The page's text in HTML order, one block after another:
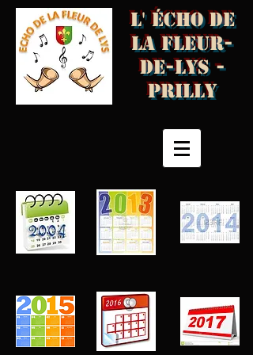
L' écho de
la fleur-
de-Lys -
Prilly